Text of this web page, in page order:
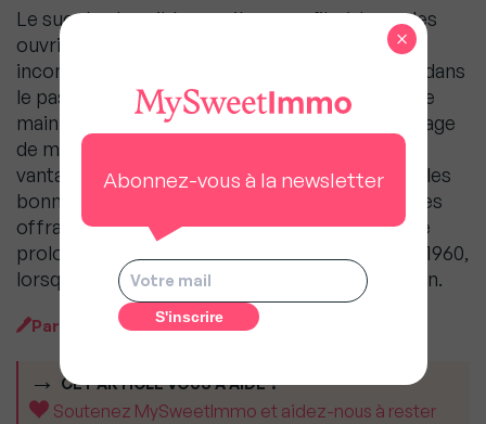
Le succès des cités ouvrières profita à tous : les
ouvriers bénéficiaient de conditions de vie
incomparables à ce qu’ils avaient pu connaître dans
le passé, les entreprises, elles, s’attachaient une
main d’œuvre de qualité et amélioraient leur image
de marque. Pour recruter, nombre d’entre elles
vantaient d’ailleurs leur action sociale ainsi que les
bonnes conditions de vie et de logement qu’elles
offraient. La construction de cités ouvrières se
prolongea d’ailleurs jusqu’au début des années 1960,
lorsque la crise permanente du logement prit fin.
Par MySweet Newsroom
CET ARTICLE VOUS A AIDÉ ?
Soutenez MySweetImmo et aidez-nous à rester
Abonnez-vous à la newsletter
×